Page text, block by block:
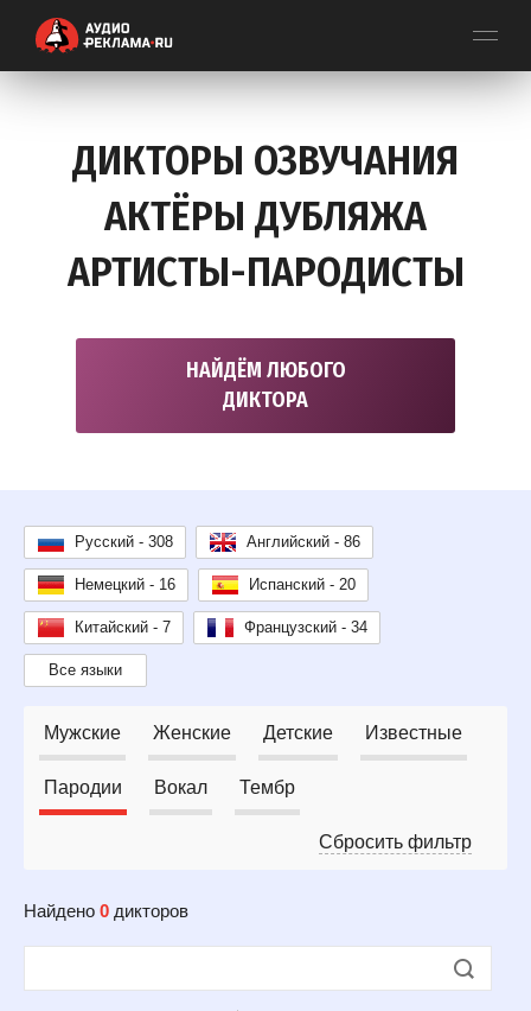
ДИКТОРЫ ОЗВУЧАНИЯ
АКТЁРЫ ДУБЛЯЖА
АРТИСТЫ-ПАРОДИСТЫ
НАЙДЁМ ЛЮБОГО
ДИКТОРА
Русский - 308 Английский - 86
Немецкий - 16 Испанский - 20
Китайский - 7 Французский - 34
Все языки
Мужские Женские Детские Известные
Пародии Вокал Тембр
Сбросить фильтр
Найдено 0 дикторов